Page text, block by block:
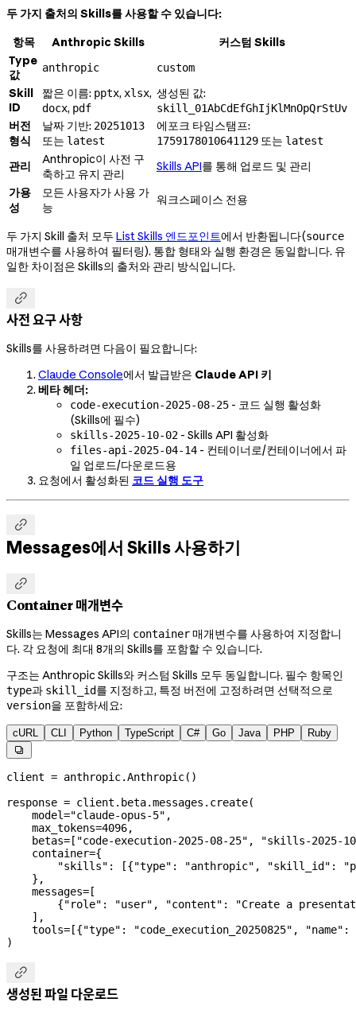
두 가지 출처의 Skills를 사용할 수 있습니다:
항목
Anthropic Skills
커스텀 Skills
Type
값
anthropic custom
Skill
ID
짧은 이름: pptx, xlsx,
docx, pdf
생성된 값:
skill_01AbCdEfGhIjKlMnOpQrStUv
버전
형식
날짜 기반: 20251013
또는 latest
에포크 타임스탬프:
1759178010641129 또는 latest
관리
Anthropic이 사전 구
축하고 유지 관리
Skills API를 통해 업로드 및 관리
가용
성
모든 사용자가 사용 가
능
워크스페이스 전용
두 가지 Skill 출처 모두 List Skills 엔드포인트에서 반환됩니다(source
매개변수를 사용하여 필터링). 통합 형태와 실행 환경은 동일합니다. 유
일한 차이점은 Skills의 출처와 관리 방식입니다.

사전 요구 사항
Skills를 사용하려면 다음이 필요합니다:
Claude Console에서 발급받은 Claude API 키
베타 헤더:
code-execution-2025-08-25 - 코드 실행 활성화
(Skills에 필수)
skills-2025-10-02 - Skills API 활성화
files-api-2025-04-14 - 컨테이너로/컨테이너에서 파
일 업로드/다운로드용
요청에서 활성화된 코드 실행 도구

Messages에서 Skills 사용하기

Container 매개변수
Skills는 Messages API의 container매개변수를 사용하여 지정합니
다. 각 요청에 최대 8개의 Skills를 포함할 수 있습니다.
구조는 Anthropic Skills와 커스텀 Skills 모두 동일합니다. 필수 항목인
type과 skill_id를 지정하고, 특정 버전에 고정하려면 선택적으로
version을 포함하세요:
cURL CLI Python TypeScript C# Go Java PHP Ruby

client = anthropic.Anthropic()
response = client.beta.messages.create(
    model
="claude-opus-5" ,
    max_tokens
=4096,
    betas
= [ "code-execution-2025-08-25" ,
"skills-2025-
    container
={
        "skills"
: [{"type" : "anthropic" , "skill_id" :
    },
    messages
= [
        {
"role" : "user" , "content" :
"Create a
    ],
    tools
= [{"type" : "code_execution_20250825" , "name" :
)

생성된 파일 다운로드